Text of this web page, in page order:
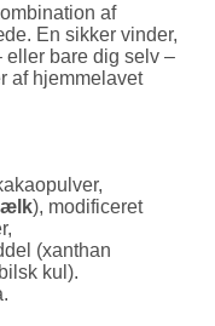
af
En sikker vinder,
bare dig selv –
af hjemmelavet
), modificeret
(xanthan
kul).